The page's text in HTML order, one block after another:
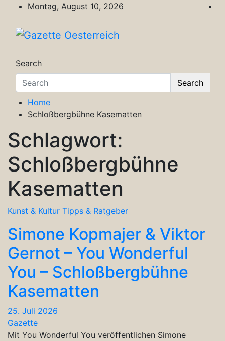
content
Montag, August 10, 2026
Search
Search
Home
Schloßbergbühne Kasematten
Schlagwort:
Schloßbergbühne
Kasematten
Kunst & Kultur Tipps & Ratgeber
Simone Kopmajer & Viktor
Gernot – You Wonderful
You – Schloßbergbühne
Kasematten
25. Juli 2026
Gazette
Mit You Wonderful You veröffentlichen Simone